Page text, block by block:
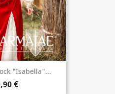
"Isabella"...
€